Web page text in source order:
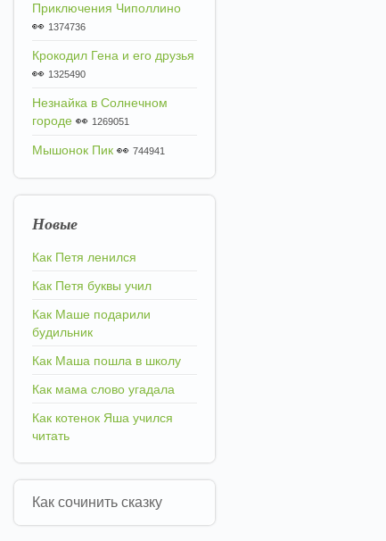
Приключения Чиполлино
👀 1374736
Крокодил Гена и его друзья
👀 1325490
Незнайка в Солнечном
городе 👀 1269051
Мышонок Пик 👀 744941
Новые
Как Петя ленился
Как Петя буквы учил
Как Маше подарили
будильник
Как Маша пошла в школу
Как мама слово угадала
Как котенок Яша учился
читать
Как сочинить сказку